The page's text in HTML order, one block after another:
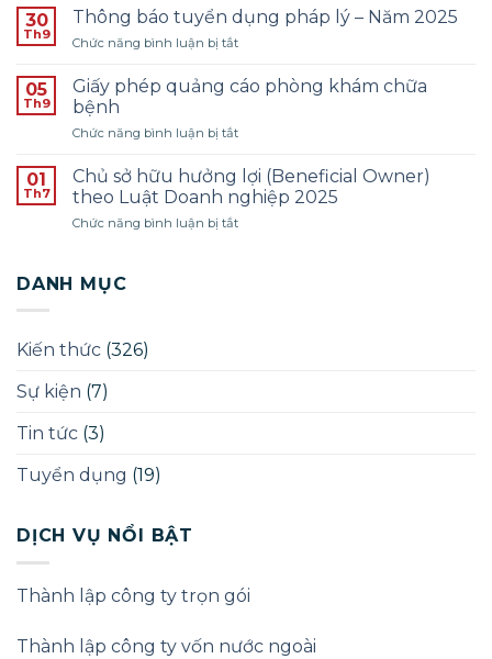
–
Năm
2026
Đợt
BÁO
TUYỂN
THỰC
SINH
–
THÁNG
12/2025
30
Th9
Thông báo tuyển dụng pháp lý – Năm 2025
Chức năng bình luận bị tắtở
báo
tuyển
pháp
–
Năm
2025
05
Th9
Giấy phép quảng cáo phòng khám chữa
bệnh
Chức năng bình luận bị tắtở
phép
quảng
cáo
phòng
01
Th7
Chủ sở hữu hưởng lợi (Beneficial Owner)
theo Luật Doanh nghiệp 2025
Chức năng bình luận bị tắtở
DANH MỤC
Kiến thức (326)
Sự kiện (7)
Tin tức (3)
Tuyển dụng (19)
DỊCH VỤ NỔI BẬT
Thành lập công ty trọn gói
Thành lập công ty vốn nước ngoài